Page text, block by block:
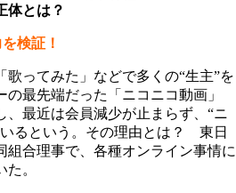
体とは？
検証！
ってみた」などで多くの“生主”を
最先端だった「ニコニコ動画」
、最近は会員減少が止まらず、“ニ
るという。その理由とは？ 東日
組合理事で、各種オンライン事情に
。